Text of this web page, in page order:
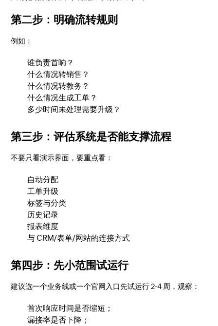
第二步：明确流转规则
例如：
谁负责首响？
什么情况转销售？
什么情况转教务？
什么情况生成工单？
多少时间未处理需要升级？
第三步：评估系统是否能支撑流程
不要只看演示界面，要重点看：
自动分配
工单升级
标签与分类
历史记录
报表维度
与 CRM/表单/网站的连接方式
第四步：先小范围试运行
建议选一个业务线或一个官网入口先试运行 2-4 周，观察：
首次响应时间是否缩短；
漏接率是否下降；